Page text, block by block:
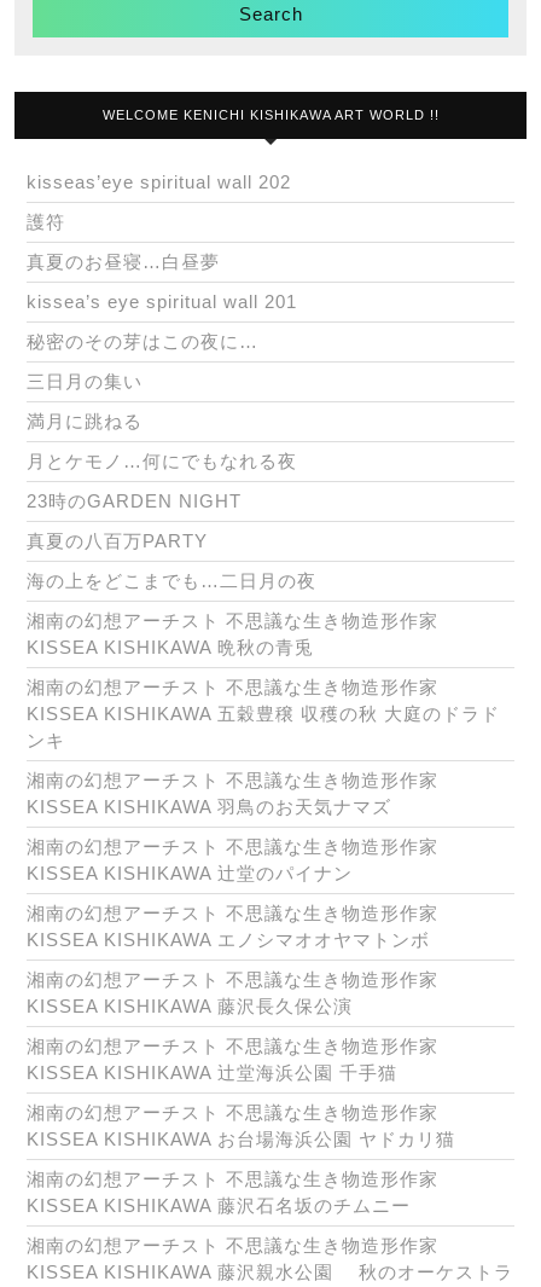
WELCOME KENICHI KISHIKAWA ART WORLD !!
kisseas’eye spiritual wall 202
護符
真夏のお昼寝…白昼夢
kissea’s eye spiritual wall 201
秘密のその芽はこの夜に…
三日月の集い
満月に跳ねる
月とケモノ…何にでもなれる夜
23時のGARDEN NIGHT
真夏の八百万PARTY
海の上をどこまでも…二日月の夜
湘南の幻想アーチスト 不思議な生き物造形作家
KISSEA KISHIKAWA 晩秋の青兎
湘南の幻想アーチスト 不思議な生き物造形作家
KISSEA KISHIKAWA 五穀豊穣 収穫の秋 大庭のドラド
ンキ
湘南の幻想アーチスト 不思議な生き物造形作家
KISSEA KISHIKAWA 羽鳥のお天気ナマズ
湘南の幻想アーチスト 不思議な生き物造形作家
KISSEA KISHIKAWA 辻堂のパイナン
湘南の幻想アーチスト 不思議な生き物造形作家
KISSEA KISHIKAWA エノシマオオヤマトンボ
湘南の幻想アーチスト 不思議な生き物造形作家
KISSEA KISHIKAWA 藤沢長久保公演
湘南の幻想アーチスト 不思議な生き物造形作家
KISSEA KISHIKAWA 辻堂海浜公園 千手猫
湘南の幻想アーチスト 不思議な生き物造形作家
KISSEA KISHIKAWA お台場海浜公園 ヤドカリ猫
湘南の幻想アーチスト 不思議な生き物造形作家
KISSEA KISHIKAWA 藤沢石名坂のチムニー
湘南の幻想アーチスト 不思議な生き物造形作家
KISSEA KISHIKAWA 藤沢親水公園 秋のオーケストラ